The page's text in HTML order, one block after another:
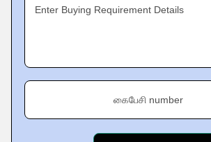
We aspire to scale greater heights of
customers.
Enter Buying Requirement Details
கைபேசி number